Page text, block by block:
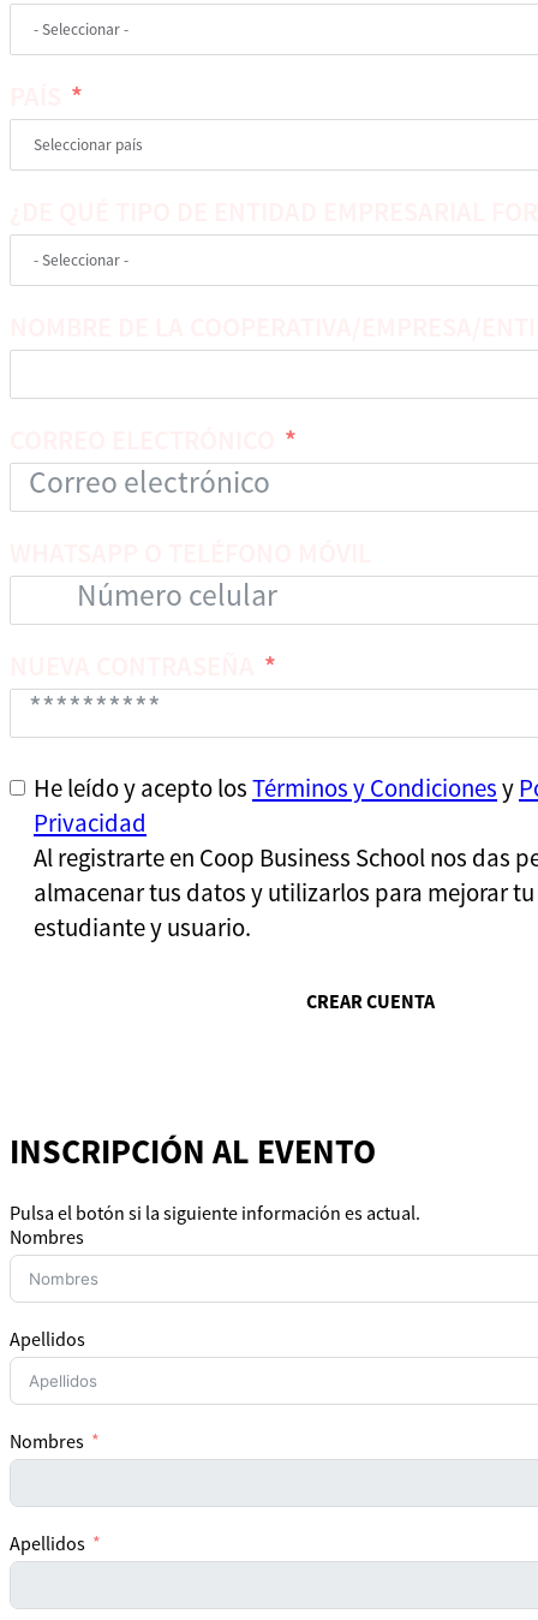
He leído y acepto losTérminos y Condicionesy
Privacidad
Al registrarte en Coop Business School nos das
almacenar tus datos y utilizarlos para mejorar
estudiante y usuario.
CREAR CUENTA
INSCRIPCIÓN AL EVENTO
Pulsa el botón si la siguiente información es actual.
Nombres
Apellidos
Nombres
Apellidos